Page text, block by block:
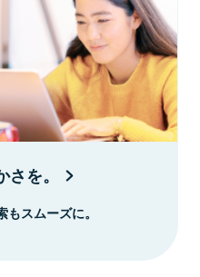
を。
スムーズに。